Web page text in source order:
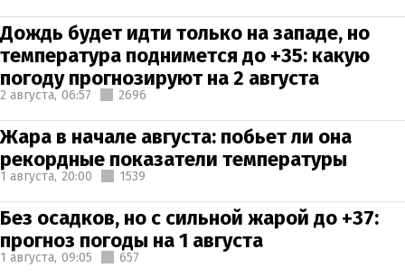
Дождь будет идти только на западе, но
температура поднимется до +35: какую
погоду прогнозируют на 2 августа
2 августа, 06:57 2696
Жара в начале августа: побьет ли она
рекордные показатели температуры
1 августа, 20:00 1539
Без осадков, но с сильной жарой до +37:
прогноз погоды на 1 августа
1 августа, 09:05 657